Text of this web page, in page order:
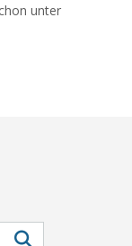
unter